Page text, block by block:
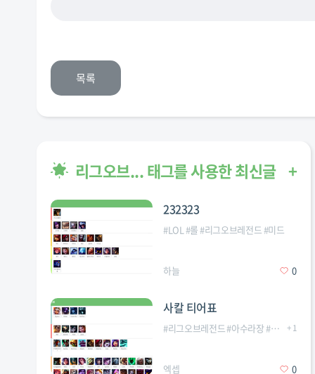
목록
리그오브... 태그를 사용한 최신글 +
232323
#LOL #롤#리그오브레전드#미드
하늘 0
사칼 티어표
#리그오브레전드#아수라장#칼바람
+1
엑셉 0